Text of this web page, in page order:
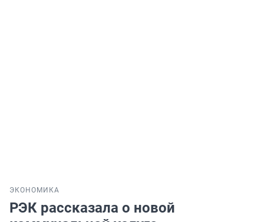
ЭКОНОМИКА
РЭК рассказала о новой